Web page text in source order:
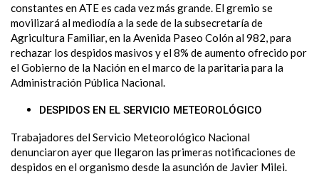
constantes en ATE es cada vez más grande. El gremio se
movilizará al mediodía a la sede de la subsecretaría de
Agricultura Familiar, en la Avenida Paseo Colón al 982, para
rechazar los despidos masivos y el 8% de aumento ofrecido por
el Gobierno de la Nación en el marco de la paritaria para la
Administración Pública Nacional.
DESPIDOS EN EL SERVICIO METEOROLÓGICO
Trabajadores del Servicio Meteorológico Nacional
denunciaron ayer que llegaron las primeras notificaciones de
despidos en el organismo desde la asunción de Javier Milei.